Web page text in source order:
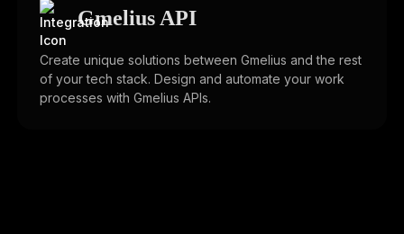
Gmelius API
Create unique solutions between Gmelius and the rest
of your tech stack. Design and automate your work
processes with Gmelius APIs.